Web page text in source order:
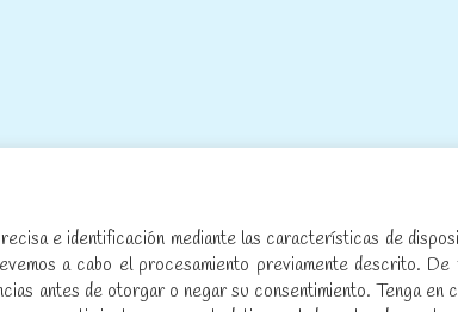
id=1]
e identificación mediante las características de
a cabo el procesamiento previamente descrito. De
antes de otorgar o negar su consentimiento. Tenga en